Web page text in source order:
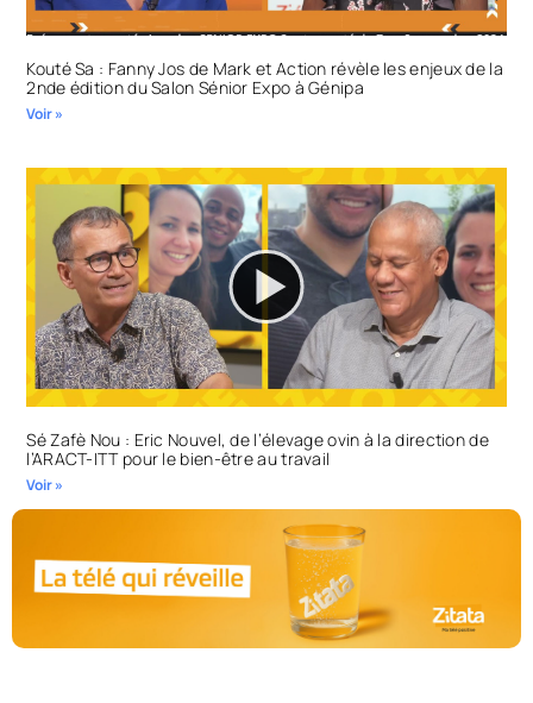
Kouté Sa : Fanny Jos de Mark et Action révèle les enjeux de la
2nde édition du Salon Sénior Expo à Génipa
Voir »
Sé Zafè Nou : Eric Nouvel, de l’élevage ovin à la direction de
l’ARACT-ITT pour le bien-être au travail
Voir »